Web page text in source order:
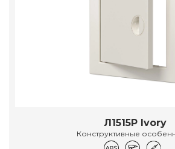
Л1515Р Ivory
Конструктивные